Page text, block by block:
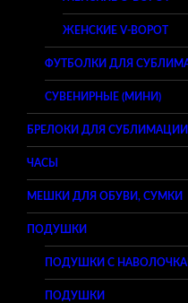
ЖЕНСКИЕ V-ВОРОТ
ФУТБОЛКИ ДЛЯ
СУВЕНИРНЫЕ (МИНИ)
БРЕЛОКИ ДЛЯ СУБЛИМАЦИИ
ЧАСЫ
МЕШКИ ДЛЯ ОБУВИ, СУМКИ
ПОДУШКИ
ПОДУШКИ С
ПОДУШКИ